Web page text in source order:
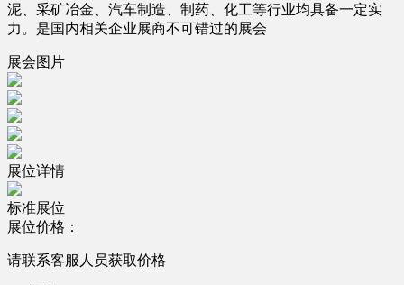
泥、采矿冶金、汽车制造、制药、化工等行业均具备一定实
力。是国内相关企业展商不可错过的展会
展会图片
展位详情
标准展位
展位价格：
请联系客服人员获取价格